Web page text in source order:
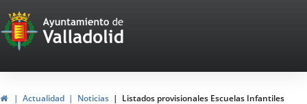
Portal
Web
del
Ayuntamiento
InicioActualidad Noticias
Listados provisionales Escuelas Infantiles